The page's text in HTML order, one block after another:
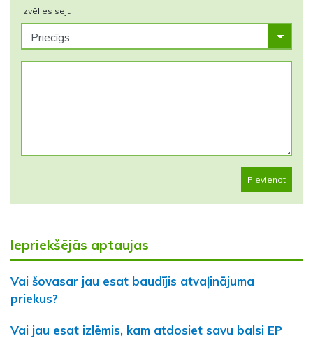
Izvēlies seju:
Pievienot
Iepriekšējās aptaujas
Vai šovasar jau esat baudījis atvaļinājuma
priekus?
Vai jau esat izlēmis, kam atdosiet savu balsi EP